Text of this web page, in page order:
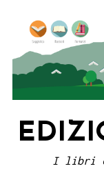
content
I libri